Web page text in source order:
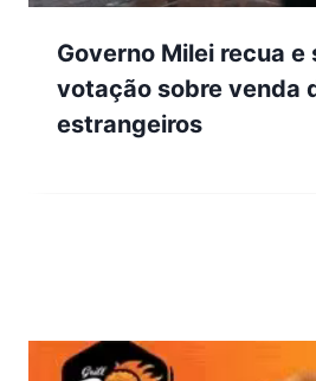
Governo Milei recua e
votação sobre venda
estrangeiros